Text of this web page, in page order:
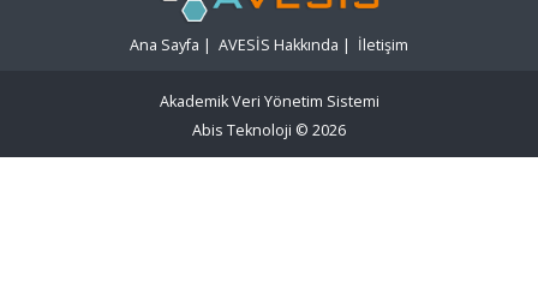
Ana Sayfa | AVESİS Hakkında | İletişim
Akademik Veri Yönetim Sistemi
Abis Teknoloji © 2026